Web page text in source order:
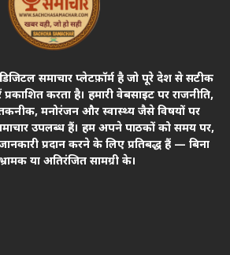
डिजिटल समाचार प्लेटफ़ॉर्म है जो पूरे देश से सटीक
करता है। हमारी वेबसाइट पर राजनीति,
तकनीक, मनोरंजन और स्वास्थ्य जैसे विषयों पर
उपलब्ध हैं। हम अपने पाठकों को समय पर,
प्रदान करने के लिए प्रतिबद्ध हैं — बिना
या अतिरंजित सामग्री के।